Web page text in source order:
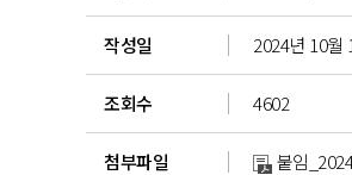
작성일 2024년 10월
조회수 4602
첨부파일 붙임